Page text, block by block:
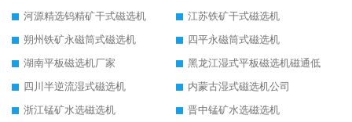
河源精选钨精矿干式磁选机
江苏铁矿干式磁选机
朔州铁矿永磁筒式磁选机
四平永磁筒式磁选机
湖南平板磁选机厂家
黑龙江湿式平板磁选机磁通低
四川半逆流湿式磁选机
内蒙古湿式磁选机公司
浙江锰矿水选磁选机
晋中锰矿水选磁选机